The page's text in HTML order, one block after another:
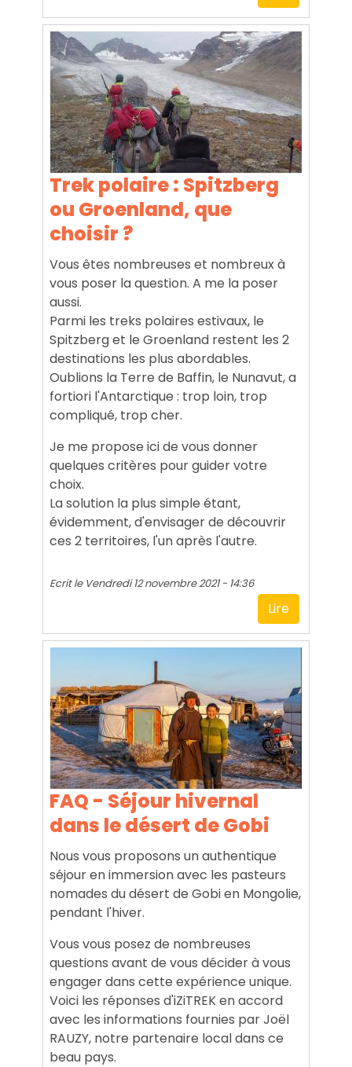
Trek polaire : Spitzberg
ou Groenland, que
choisir ?
Vous êtes nombreuses et nombreux à
vous poser la question. A me la poser
aussi.
Parmi les treks polaires estivaux, le
Spitzberg et le Groenland restent les 2
destinations les plus abordables.
Oublions la Terre de Baffin, le Nunavut, a
fortiori l'Antarctique : trop loin, trop
compliqué, trop cher.
Je me propose ici de vous donner
quelques critères pour guider votre
choix.
La solution la plus simple étant,
évidemment, d'envisager de découvrir
ces 2 territoires, l'un après l'autre.
Ecrit le Vendredi 12 novembre 2021 - 14:36
Lire
FAQ - Séjour hivernal
dans le désert de Gobi
Nous vous proposons un authentique
séjour en immersion avec les pasteurs
nomades du désert de Gobi en Mongolie,
pendant l'hiver.
Vous vous posez de nombreuses
questions avant de vous décider à vous
engager dans cette expérience unique.
Voici les réponses d'iZiTREK en accord
avec les informations fournies par Joël
RAUZY, notre partenaire local dans ce
beau pays.